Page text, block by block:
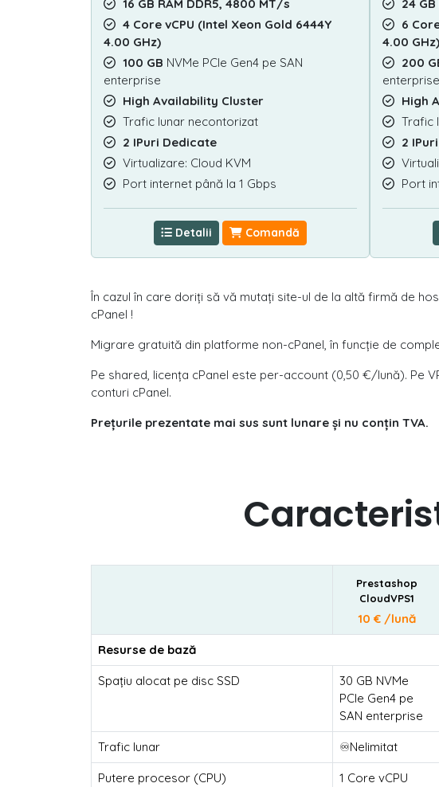
16 GB RAM DDR5, 4800 MT/s
4 Core vCPU (Intel Xeon Gold 6444Y
4.00 GHz)
100 GB NVMe PCIe Gen4 pe SAN
enterprise
High Availability Cluster
Trafic lunar necontorizat
2 IPuri Dedicate
Virtualizare: Cloud KVM
Port internet până la 1 Gbps
Detalii Comandă
24
6
4.00 GHz)
200
enterprise
High
Trafic
2
Port
În cazul în care doriți să vă mutați site-ul de la altă firmă de
cPanel !
Migrare gratuită din platforme non-cPanel, în funcție de
Pe shared, licența cPanel este per-account (0,50 €/lună). Pe
conturi cPanel.
Prețurile prezentate mai sus sunt lunare și nu conțin TVA.
Prestashop
CloudVPS1
10 € /lună
Resurse de bază
Spațiu alocat pe disc SSD
30 GB NVMe
PCIe Gen4 pe
SAN enterprise
Trafic lunar ♾️Nelimitat
Putere procesor (CPU)
1 Core vCPU